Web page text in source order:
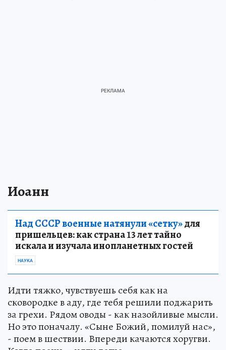
Иоанн
Над СССР военные натянули «сетку»для
пришельцев: как страна 13 лет тайно
искала и изучала инопланетных гостей
НАУКА
Идти тяжко, чувствуешь себя как на
сковородке в аду, где тебя решили поджарить
за грехи. Рядом оводы - как назойливые мысли.
Но это поначалу. «Сыне Божий, помилуй нас»,
- поем в шествии. Впереди качаются хоругви.